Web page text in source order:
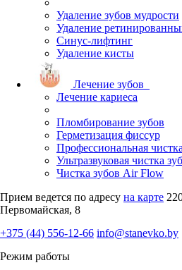
Удаление зубов мудрости
Удаление
Синус-лифтинг
Удаление кисты
Лечение зубов
Лечение кариеса
Пломбирование зубов
Герметизация фиссур
Профессиональная
Ультразвуковая чистка
Чистка зубов Air Flow
Прием ведется по адресу на карте
Первомайская, 8
+375 (44) 556-12-66 info@stanevko.by
Режим работы